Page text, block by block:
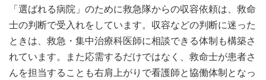
「選ばれる病院」のために救急隊からの収容依頼は、救命
士の判断で受入れをしています。収容などの判断に迷った
ときは、救急・集中治療科医師に相談できる体制も構築さ
れています。また応需するだけではなく、救命士が患者さ
んを担当することも右肩上がりで看護師と協働体制となっ